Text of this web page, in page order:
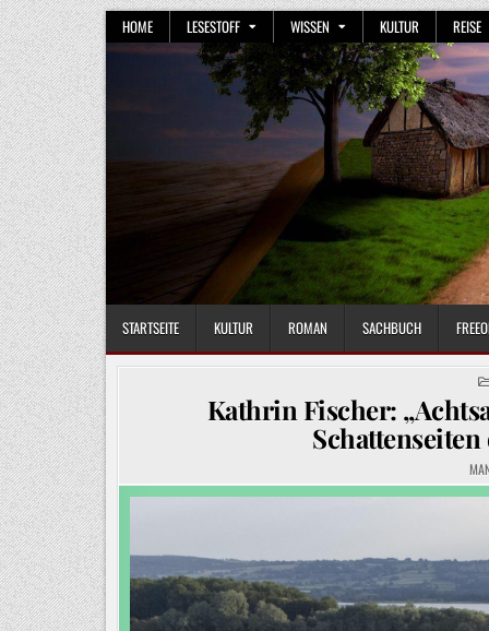
Skip
to
content
HOME LESESTOFF WISSEN KULTUR REISE
STARTSEITE KULTUR ROMAN SACHBUCH
Kathrin Fischer: